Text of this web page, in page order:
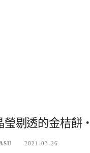
剔透的金桔餅
2021-03-26